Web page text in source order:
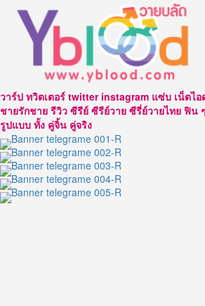
รีย์
วาย
ลุ้น
รัก
12%
about
เปิด
วาร์
หนุ่ม
มาด
เท่ห์
พาย
ศรัณ
วุฒิ
จาก
ซี
รีส์
วาร์ป ทวิตเตอร์ twitter instagram แซ่บ เน็ตไ
ชายรักชาย รีวิว ซีรีย์ ซีรีย์วาย ซีรี่ย์วายไทย ฟิน
รูปแบบ ทั้ง คู่จิ้น คู่จริง